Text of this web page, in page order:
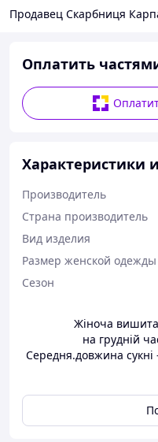
Оплатить
Характеристики
Производитель
Страна производитель
Вид изделия
Размер женской одежды
Сезон
Жіноча вишита
на грудній
Середня.довжина
Ми залишаємо за собою